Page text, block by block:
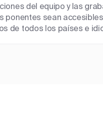
del equipo y las
ponentes sean
de todos los países e